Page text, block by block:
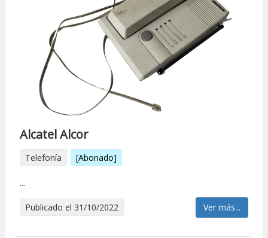
Alcatel Alcor
Telefonía [Abonado]
...
Publicado el 31/10/2022 Ver más...